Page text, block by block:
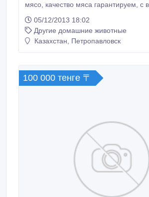
мясо, качество мяса гарантируем, с возможностью
05/12/2013 18:02
Другие домашние животные
Казахстан, Петропавловск
100 000 тенге 〒